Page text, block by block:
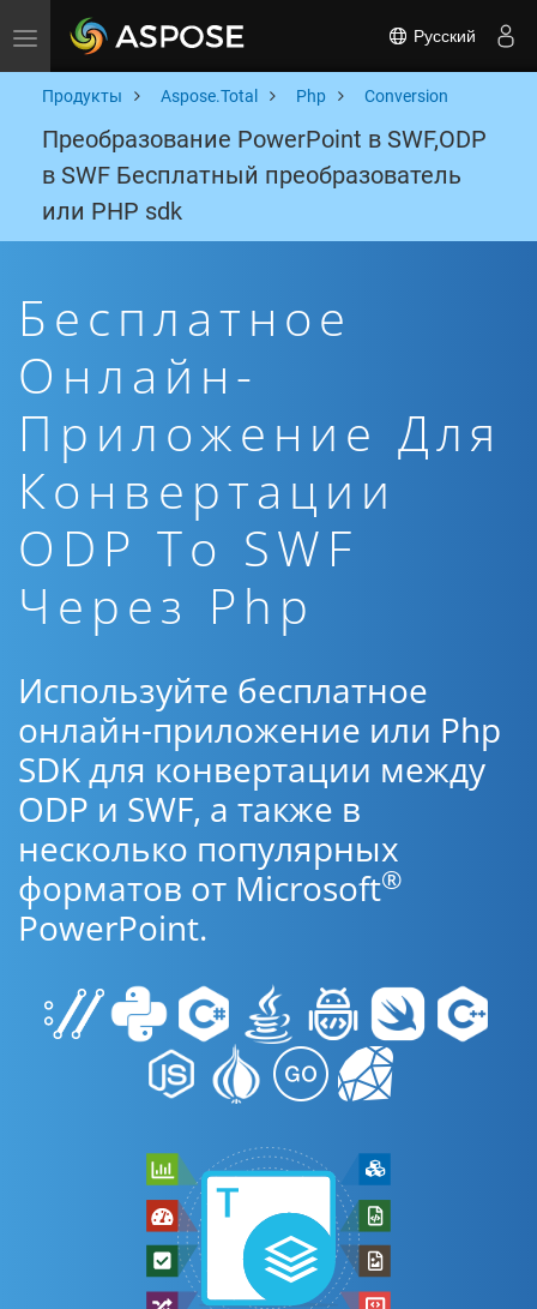
Toggle navigation Русский
Продукты Aspose.Total Php Conversion
Преобразование PowerPoint в SWF,ODP
в SWF Бесплатный преобразователь
или PHP sdk
Бесплатное
Онлайн-
Приложение Для
Конвертации
ODP To SWF
Через Php
Используйте бесплатное
онлайн-приложение или Php
SDK для конвертации между
ODP и SWF, а также в
несколько популярных
форматов от Microsoft®
PowerPoint.